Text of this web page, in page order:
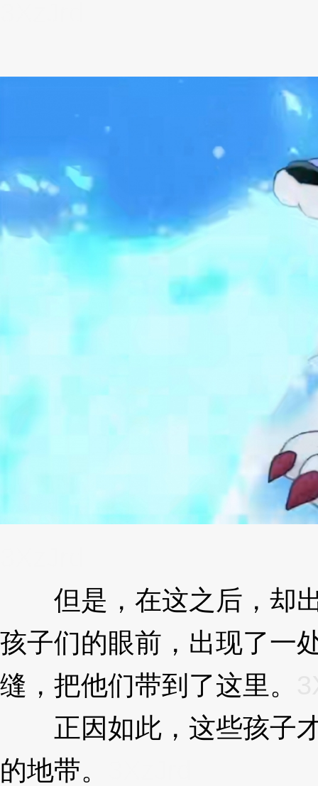
但是，在这之后，却
孩子们的眼前，出现了一
缝，把他们带到了这里。
正因如此，这些孩子才
的地带。